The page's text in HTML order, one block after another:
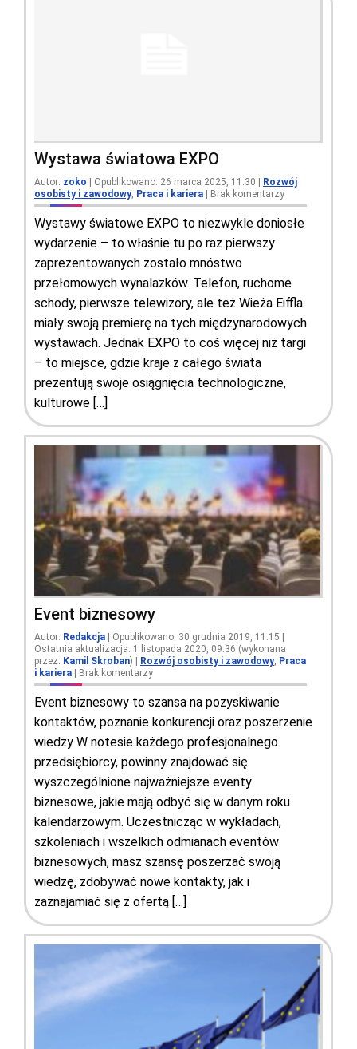
Wystawa światowa EXPO
Autor: zoko | Opublikowano: 26 marca 2025, 11:30
Rozwój
osobisty i zawodowy, Praca i kariera Brak komentarzy
Wystawy światowe EXPO to niezwykle doniosłe
wydarzenie – to właśnie tu po raz pierwszy
zaprezentowanych zostało mnóstwo
przełomowych wynalazków. Telefon, ruchome
schody, pierwsze telewizory, ale też Wieża Eiffla
miały swoją premierę na tych międzynarodowych
wystawach. Jednak EXPO to coś więcej niż targi
– to miejsce, gdzie kraje z całego świata
prezentują swoje osiągnięcia technologiczne,
kulturowe […]
Event biznesowy
Autor: Redakcja | Opublikowano: 30 grudnia 2019, 11:15 |
Ostatnia aktualizacja: 1 listopada 2020, 09:36 (wykonana
przez: Kamil Skroban) Rozwój osobisty i zawodowy, Praca
i kariera
Brak komentarzy
Event biznesowy to szansa na pozyskiwanie
kontaktów, poznanie konkurencji oraz poszerzenie
wiedzy W notesie każdego profesjonalnego
przedsiębiorcy, powinny znajdować się
wyszczególnione najważniejsze eventy
biznesowe, jakie mają odbyć się w danym roku
kalendarzowym. Uczestnicząc w wykładach,
szkoleniach i wszelkich odmianach eventów
biznesowych, masz szansę poszerzać swoją
wiedzę, zdobywać nowe kontakty, jak i
zaznajamiać się z ofertą […]